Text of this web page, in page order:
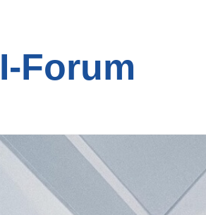
Forum